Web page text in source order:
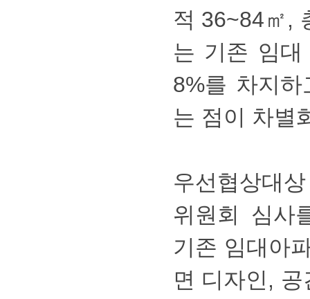
적36~84㎡,
는기존임
8%를차지
는점이차별
우선협상대
위원회심사
기존임대아
면디자인,